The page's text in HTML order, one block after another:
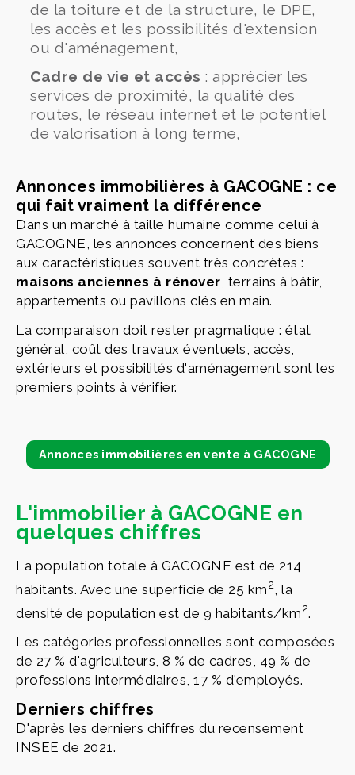
de la toiture et de la structure, le DPE,
les accès et les possibilités d'extension
ou d'aménagement,
Cadre de vie et accès : apprécier les
services de proximité, la qualité des
routes, le réseau internet et le potentiel
de valorisation à long terme,
Annonces immobilières à GACOGNE : ce
qui fait vraiment la différence
Dans un marché à taille humaine comme celui à
GACOGNE, les annonces concernent des biens
aux caractéristiques souvent très concrètes :
maisons anciennes à rénover, terrains à bâtir,
appartements ou pavillons clés en main.
La comparaison doit rester pragmatique : état
général, coût des travaux éventuels, accès,
extérieurs et possibilités d'aménagement sont les
premiers points à vérifier.
Annonces immobilières en vente à GACOGNE
L'immobilier à GACOGNE en
quelques chiffres
La population totale à GACOGNE est de 214
habitants. Avec une superficie de 25 km2
, la
densité de population est de 9 habitants/km2.
Les catégories professionnelles sont composées
de 27 % d'agriculteurs, 8 % de cadres, 49 % de
professions intermédiaires, 17 % d'employés.
Derniers chiffres
D'après les derniers chiffres du recensement
INSEE de 2021.